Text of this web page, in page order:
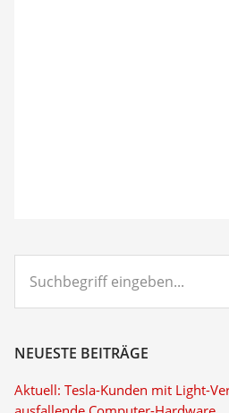
eingeben...
NEUESTE BEITRÄGE
Aktuell: Tesla-Kunden mit Light-